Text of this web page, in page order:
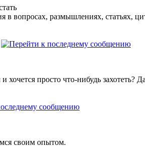
в вопросах, размышлениях, статьях,
просто что-нибудь захотеть?
своим опытом.